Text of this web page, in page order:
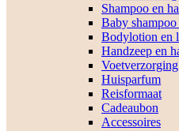
Shampoo en
Baby
Bodylotion en
Handzeep en
Voetverzorging
Huisparfum
Reisformaat
Cadeaubon
Accessoires